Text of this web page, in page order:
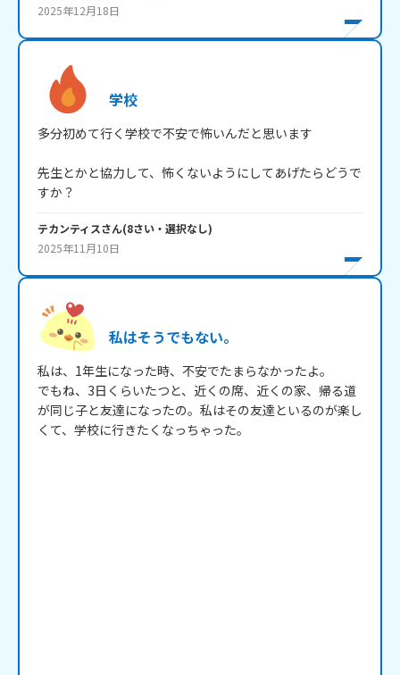
2025年12月18日
学校
多分初めて行く学校で不安で怖いんだと思います
先生とかと協力して、怖くないようにしてあげたらどうで
すか？
テカンティスさん(8さい・ 選択なし)
2025年11月10日
私はそうでもない。
私は、1年生になった時、不安でたまらなかったよ。
でもね、3日くらいたつと、近くの席、近くの家、帰る道
が同じ子と友達になったの。私はその友達といるのが楽し
くて、学校に行きたくなっちゃった。